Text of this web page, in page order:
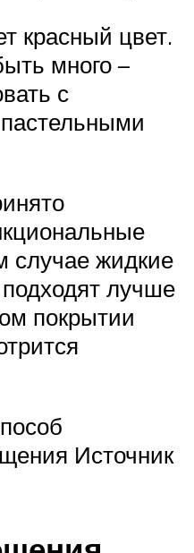
красный цвет.
много –
с
случае жидкие
лучше
покрытии
Источник